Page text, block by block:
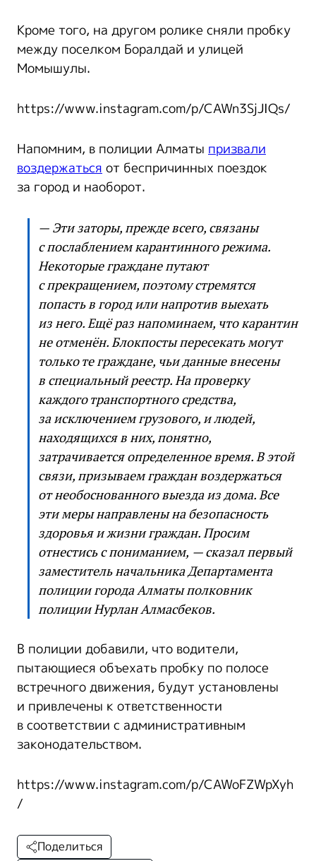
Кроме того, на другом ролике сняли пробку
между поселком Боралдай и улицей
Момышулы.
https://www.instagram.com/p/CAWn3SjJIQs/
Напомним, в полиции Алматы призвали
воздержаться от беспричинных поездок
за город и наоборот.
— Эти заторы, прежде всего, связаны
с послаблением карантинного режима.
Некоторые граждане путают
с прекращением, поэтому стремятся
попасть в город или напротив выехать
из него. Ещё раз напоминаем, что карантин
не отменён. Блокпосты пересекать могут
только те граждане, чьи данные внесены
в специальный реестр. На проверку
каждого транспортного средства,
за исключением грузового, и людей,
находящихся в них, понятно,
затрачивается определенное время. В этой
связи, призываем граждан воздержаться
от необоснованного выезда из дома. Все
эти меры направлены на безопасность
здоровья и жизни граждан. Просим
отнестись с пониманием, — сказал первый
заместитель начальника Департамента
полиции города Алматы полковник
полиции Нурлан Алмасбеков.
В полиции добавили, что водители,
пытающиеся объехать пробку по полосе
встречного движения, будут установлены
и привлечены к ответственности
в соответствии с административным
законодательством.
https://www.instagram.com/p/CAWoFZWpXyh
/
Поделиться